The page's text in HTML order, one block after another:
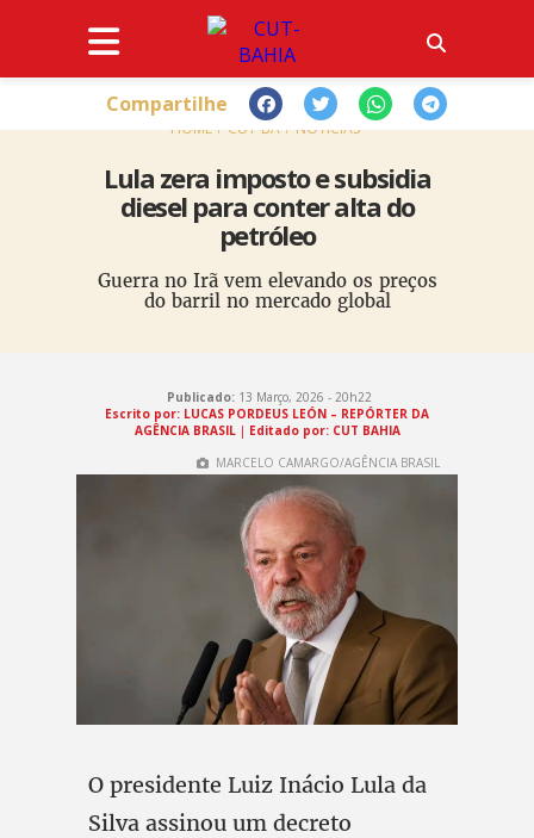
HOME CUT-BA NOTÍCIAS
Lula zera imposto e subsidia
diesel para conter alta do
petróleo
Guerra no Irã vem elevando os preços
do barril no mercado global
Compartilhe
Publicado:13 Março, 2026 - 20h22
Escrito por: LUCAS PORDEUS LEÓN – REPÓRTER DA
AGÊNCIA BRASIL| Editado por: CUT BAHIA
MARCELO CAMARGO/AGÊNCIA BRASIL
O presidente Luiz Inácio Lula da
Silva assinou um decreto